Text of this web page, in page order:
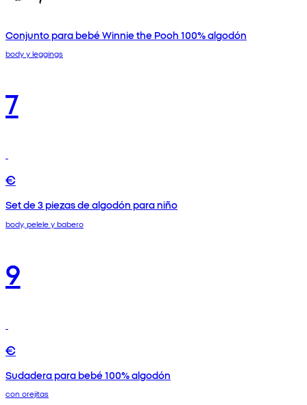
Conjunto para bebé Winnie the Pooh 100% algodón
body y leggings
7
€
Set de 3 piezas de algodón para niño
body, pelele y babero
9
€
Sudadera para bebé 100% algodón
con orejitas